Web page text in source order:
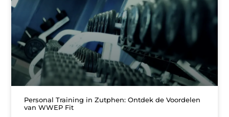
Personal Training in Zutphen: Ontdek de Voordelen
van WWEP Fit